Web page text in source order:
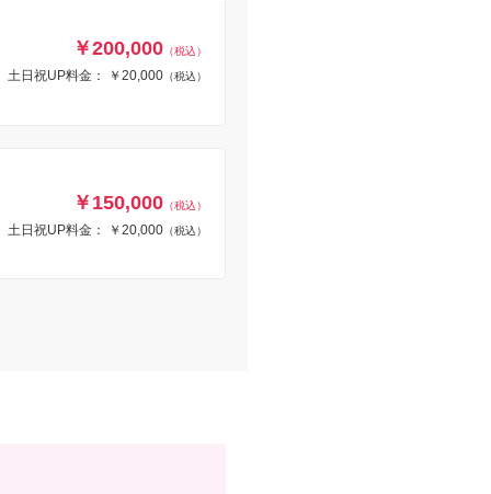
￥200,000 （税込）
土日祝UP料金： ￥20,000 （税込）
￥150,000 （税込）
土日祝UP料金： ￥20,000 （税込）